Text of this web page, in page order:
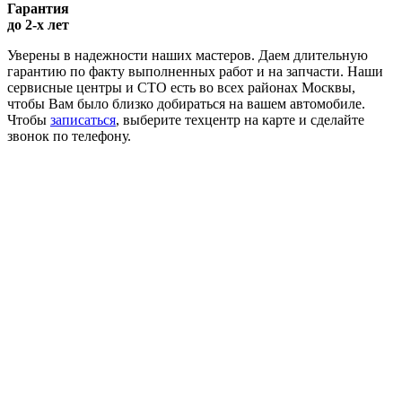
Гарантия
до 2-х лет
Уверены в надежности наших мастеров. Даем длительную
гарантию по факту выполненных работ и на запчасти. Наши
сервисные центры и СТО есть во всех районах Москвы,
чтобы Вам было близко добираться на вашем автомобиле.
Чтобы записаться, выберите техцентр на карте и сделайте
звонок по телефону.